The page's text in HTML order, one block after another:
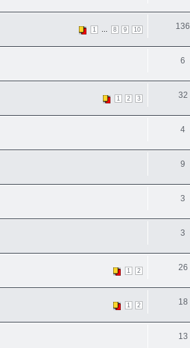
1 8 9 10 136
6
1 2 3 32
4
9
3
3
1 2 26
1 2 18
13